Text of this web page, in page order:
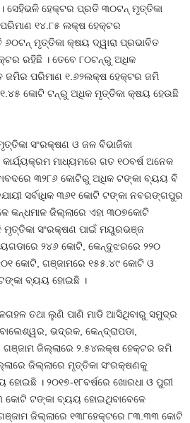
ସେହିଭଳି ହେକ୍ଟର ପ୍ରତି ୩୦ଟନ୍‍ ମୃତ୍ତିକା
୧୪.୮୫ ଲକ୍ଷ ହେକ୍ଟର
ମୃତ୍ତିକା କ୍ଷୟ ଦ୍ୱାରା ପ୍ରଭାବିତ
ରହିଛି । ତେବେ ୮୦ଟନ୍‍ରୁ ଅଧିକ
ଜମିର ପରିମାଣ ୧.୬୨ଲକ୍ଷ ହେକ୍ଟର ଜମି
୧.୪୫ କୋଟି ଟନ୍‍ରୁ ଅଧିକ ମୃତ୍ତିକା କ୍ଷୟ ହେଉଛି
ସଂରକ୍ଷଣ ଓ ଜଳ ବିଭାଜିକା
ମାଧ୍ୟମରେ ଗତ ୧୦ବର୍ଷ ଅନେକ
୩୨୮୬ କୋଟିରୁ ଅଧିକ ଟଙ୍କା ବ୍ୟୟ ବି
ସର୍ବାଧିକ ୩୬୧ କୋଟି ଟଙ୍କା ନବରଙ୍ଗପୁର
କନ୍ଧମାଳ ଜିଲ୍ଲାରେ ଏହା ୩୦୭କୋଟି
ମୃତ୍ତିକା ସଂରକ୍ଷଣ ପାଇଁ ମୟୁରଭଞ୍ଜ
୨୪୬ କୋଟି, କେନ୍ଦୁଝରରେ ୨୨୦
କୋଟି, ଗଞ୍ଜାମରେ ୧୫୫.୪୯ କୋଟି ଓ
ଟଙ୍କା ବ୍ୟୟ ହୋଇଛି ।
ତଥା ଲୁଣି ପାଣି ମାଡି ଆସିଥିବାରୁ ସମୁଦ୍ର
ଭଦ୍ରକ, କେନ୍ଦ୍ରାପଡା,
ଗଞ୍ଜାମ ଜିଲ୍ଲାରେ ୨.୫୪ଲକ୍ଷ ହେକ୍ଟର ଜମି
ଜିଲ୍ଲାରେ ମୃତ୍ତିକା ସଂରକ୍ଷଣକୁ
ହୋଇଛି । ୨୦୧୭-୧୮ବର୍ଷରେ ଖୋରଧା ଓ ପୁରୀ
କୋଟି ଟଙ୍କା ବ୍ୟୟ ହୋଇଥିବାବେଳେ
ଜିଲ୍ଲାରେ ୧୩୮ହେକ୍ଟରେ ୮୩.୩୩ କୋଟି